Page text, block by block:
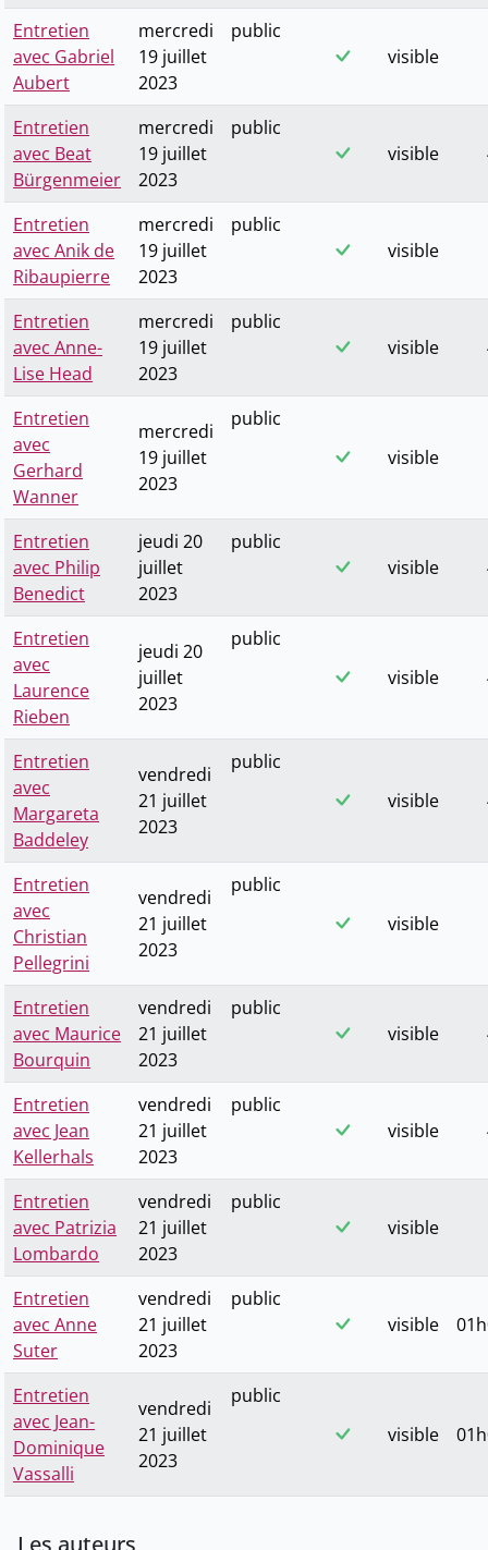
Entretien
avec Gabriel
Aubert
mercredi
19 juillet
2023
public
visible
Entretien
avec Beat
Bürgenmeier
mercredi
19 juillet
2023
public
visible
Entretien
avec Anik de
Ribaupierre
mercredi
19 juillet
2023
public
visible
Entretien
avec Anne-
Lise Head
mercredi
19 juillet
2023
public
visible
Entretien
avec
Gerhard
Wanner
mercredi
19 juillet
2023
public
visible
Entretien
avec Philip
Benedict
jeudi 20
juillet
2023
public
visible
Entretien
avec
Laurence
Rieben
jeudi 20
juillet
2023
public
visible
Entretien
avec
Margareta
Baddeley
vendredi
21 juillet
2023
public
visible
Entretien
avec
Christian
Pellegrini
vendredi
21 juillet
2023
public
visible
Entretien
avec Maurice
Bourquin
vendredi
21 juillet
2023
public
visible
Entretien
avec Jean
Kellerhals
vendredi
21 juillet
2023
public
visible
Entretien
avec Patrizia
Lombardo
vendredi
21 juillet
2023
public
visible
Entretien
avec Anne
Suter
vendredi
21 juillet
2023
public
visible
Entretien
avec Jean-
Dominique
Vassalli
vendredi
21 juillet
2023
public
visible